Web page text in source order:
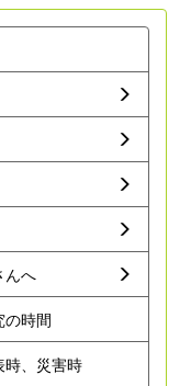
んへ
の時間
時、災害時